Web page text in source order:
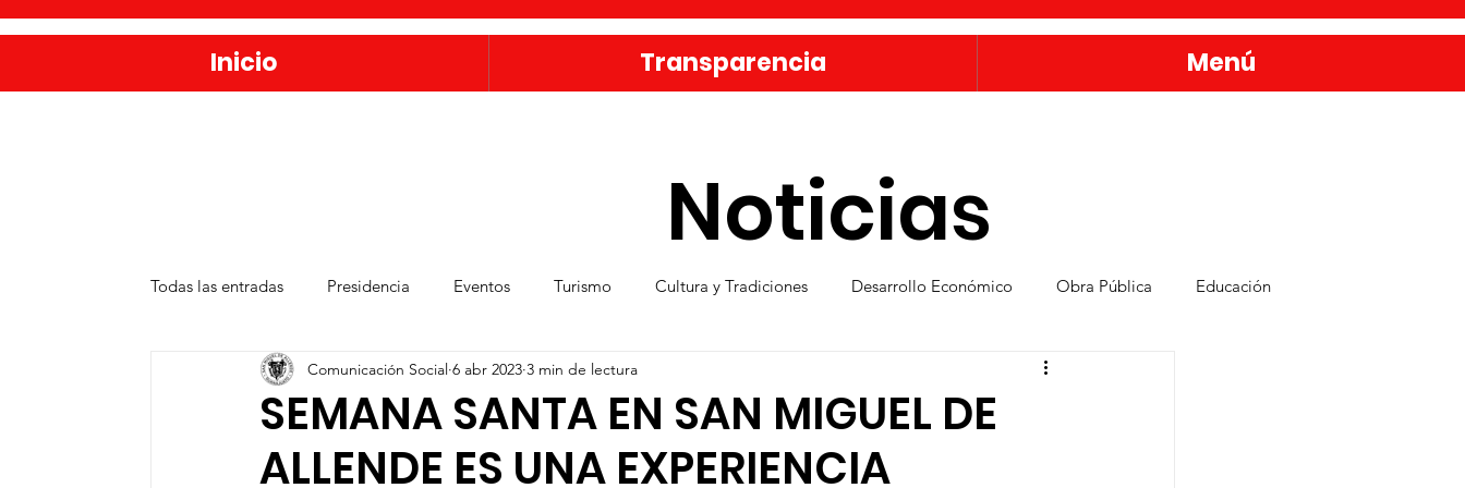
Todas las entradas Presidencia Eventos Turismo Cultura y Tradiciones Desarrollo Económico Obra Pública Educación
Agua y Alcantarillado Deporte Medio Ambiente Bienestar y Desarrollo Social
Publicaciones Administración Pública Familia sanmiguelense Jóvenes Mujeres
SEMANA SANTA EN SAN MIGUEL DE
ALLENDE ES UNA EXPERIENCIA
Comunicación Social 6 abr 2023 3 min de lectura
Inicio Transparencia Menú
Noticias